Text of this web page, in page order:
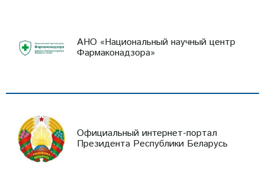
АНО «Национальный научный центр
Фармаконадзора»
Официальный интернет-портал
Президента Республики Беларусь